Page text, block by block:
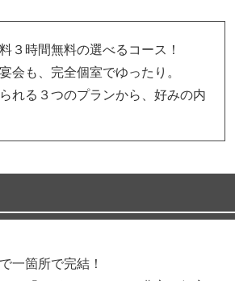
３時間無料の選べるコース！
も、完全個室でゆったり。
れる３つのプランから、好みの内
一箇所で完結！